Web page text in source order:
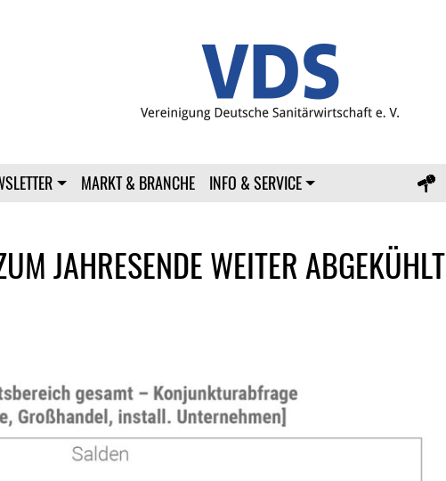
MARKT & BRANCHE INFO & SERVICE
JAHRESENDE WEITER ABGEKÜHLT